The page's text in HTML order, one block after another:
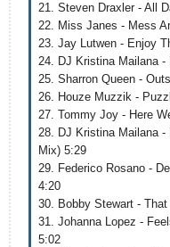
21. Steven Draxler - All
22. Miss Janes - Mess
23. Jay Lutwen - Enjoy
24. DJ Kristina Mailana
25. Sharron Queen -
26. Houze Muzzik -
27. Tommy Joy - Here
28. DJ Kristina Mailana -
Mix) 5:29
29. Federico Rosano -
4:20
30. Bobby Stewart -
31. Johanna Lopez -
5:02